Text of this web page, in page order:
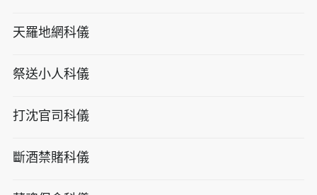
天羅地網科儀
祭送小人科儀
打沈官司科儀
斷酒禁賭科儀